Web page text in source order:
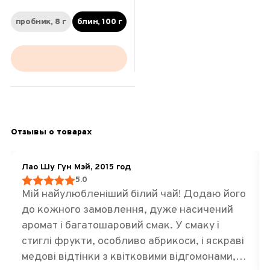
пробник, 8 г блин, 100 г
Отзывы о товарах
Лао Шу Гун Мэй, 2015 год
5.0
Мій найулюбленіший білий чай! Додаю його
до кожного замовлення, дуже насичений
аромат і багатошаровий смак. У смаку і
стиглі фрукти, особливо абрикоси, і яскраві
медові відтінки з квітковими відгомонами,